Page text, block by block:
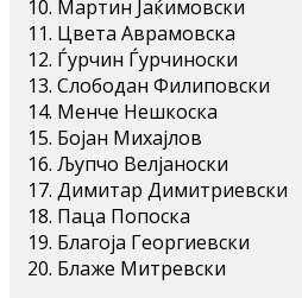
Мартин Јаќимовски
Цвета Аврамовска
Ѓурчин Ѓурчиноски
Слободан Филиповски
Менче Нешкоска
Бојан Михајлов
Љупчо Велјаноски
Димитар Димитриевски
Паца Попоска
Благоја Георгиевски
Блаже Митревски